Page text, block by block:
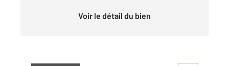
Voir le détail du bien